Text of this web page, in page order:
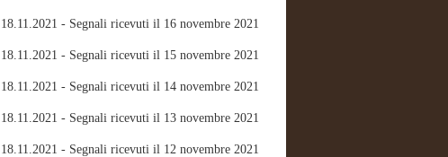
18.11.2021 - Segnali ricevuti il 16 novembre 2021
18.11.2021 - Segnali ricevuti il 15 novembre 2021
18.11.2021 - Segnali ricevuti il 14 novembre 2021
18.11.2021 - Segnali ricevuti il 13 novembre 2021
18.11.2021 - Segnali ricevuti il 12 novembre 2021